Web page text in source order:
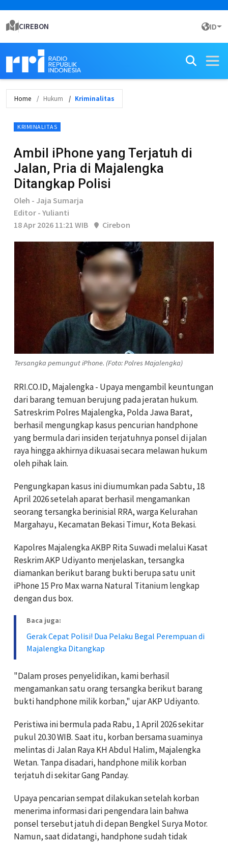
CIREBON ID
Home Hukum Kriminalitas
KRIMINALITAS
Ambil iPhone yang Terjatuh di
Jalan, Pria di Majalengka
Ditangkap Polisi
Oleh - Jaja Sumarja
Editor - Yulianti
18 Apr 2026 11:21 WIB
Cirebon
Tersangka pemungut iPhone. (Foto: Polres Majalengka)
RRI.CO.ID, Majalengka - Upaya mengambil keuntungan
dari barang temuan berujung pada jeratan hukum.
Satreskrim Polres Majalengka, Polda Jawa Barat,
berhasil mengungkap kasus pencurian handphone
yang bermula dari insiden terjatuhnya ponsel di jalan
raya hingga akhirnya dikuasai secara melawan hukum
oleh pihak lain.
Pengungkapan kasus ini diumumkan pada Sabtu, 18
April 2026 setelah aparat berhasil mengamankan
seorang tersangka berinisial RRA, warga Kelurahan
Margahayu, Kecamatan Bekasi Timur, Kota Bekasi.
Kapolres Majalengka AKBP Rita Suwadi melalui Kasat
Reskrim AKP Udiyanto menjelaskan, tersangka
diamankan berikut barang bukti berupa satu unit
iPhone 15 Pro Max warna Natural Titanium lengkap
dengan dus box.
Baca juga:
Gerak Cepat Polisi! Dua Pelaku Begal Perempuan di
Majalengka Ditangkap
"Dalam proses penyelidikan, kami berhasil
mengamankan satu orang tersangka berikut barang
bukti handphone milik korban," ujar AKP Udiyanto.
Peristiwa ini bermula pada Rabu, 1 April 2026 sekitar
pukul 20.30 WIB. Saat itu, korban bersama suaminya
melintas di Jalan Raya KH Abdul Halim, Majalengka
Wetan. Tanpa disadari, handphone milik korban
terjatuh di sekitar Gang Panday.
Upaya pencarian sempat dilakukan setelah korban
menerima informasi dari pengendara lain bahwa
ponsel tersebut jatuh di depan Bengkel Surya Motor.
Namun, saat didatangi, handphone sudah tidak